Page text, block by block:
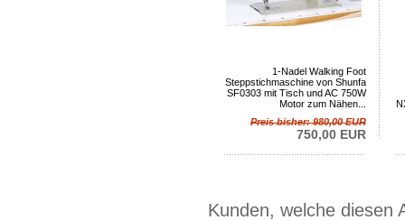
1-Nadel Walking Foot
Steppstichmaschine von Shunfa
SF0303 mit Tisch und AC 750W
Motor zum Nähen...
Preis bisher: 980,00 EUR
750,00 EUR
Kunden, welche diesen